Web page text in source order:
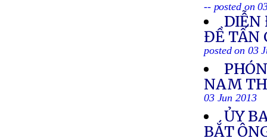
-- posted on
DIỄN
ĐỀ TẤN
posted on 03
NAM
03 Jun 2013
ỦY
BẮT